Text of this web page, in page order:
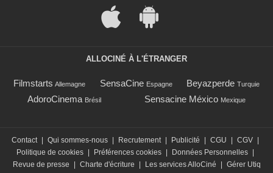
ALLOCINÉ À L'ÉTRANGER
Filmstarts Allemagne SensaCine Espagne Beyazperde Turquie
AdoroCinema Brésil Sensacine México Mexique
Contact | Qui sommes-nous | Recrutement | Publicité | CGU | CGV |
Politique de cookies | Préférences cookies | Données Personnelles |
Revue de presse
| Charte d'écriture | Les services AlloCiné | Gérer Utiq